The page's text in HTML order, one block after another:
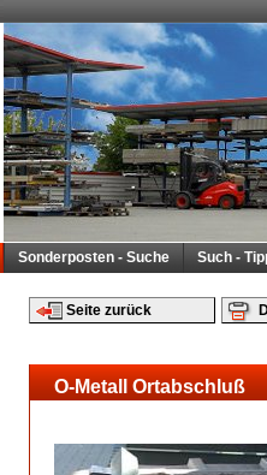
Sonderposten - Suche Such -
Seite zurück
O-Metall Ortabschluß